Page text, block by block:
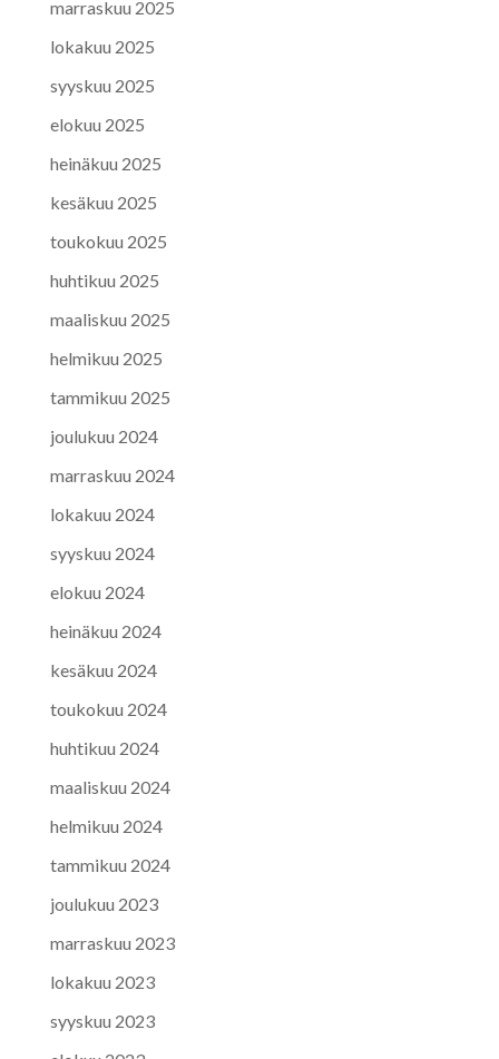
marraskuu 2025
lokakuu 2025
syyskuu 2025
elokuu 2025
heinäkuu 2025
kesäkuu 2025
toukokuu 2025
huhtikuu 2025
maaliskuu 2025
helmikuu 2025
tammikuu 2025
joulukuu 2024
marraskuu 2024
lokakuu 2024
syyskuu 2024
elokuu 2024
heinäkuu 2024
kesäkuu 2024
toukokuu 2024
huhtikuu 2024
maaliskuu 2024
helmikuu 2024
tammikuu 2024
joulukuu 2023
marraskuu 2023
lokakuu 2023
syyskuu 2023